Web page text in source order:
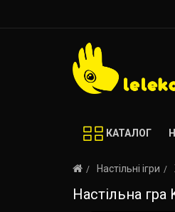
КАТАЛОГ
Настільні ігри
Настільна